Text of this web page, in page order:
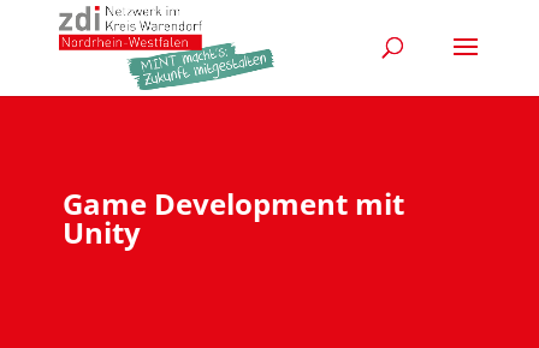
Game Development mit
Unity